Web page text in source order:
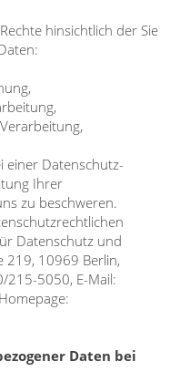
hinsichtlich der Sie
einer Datenschutz-
Ihrer
zu beschweren.
Datenschutz und
219, 10969 Berlin,
215-5050, E-Mail:
Daten bei